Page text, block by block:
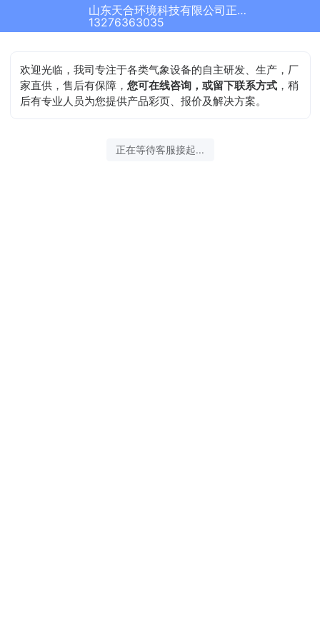
山东天合环境科技有限公司正在为您服务
13276363035
欢迎光临，我司专注于各类气象设备的自主研发、生产，厂
家直供，售后有保障，您可在线咨询，或留下联系方式 ，稍
后有专业人员为您提供产品彩页、报价及解决方案。
正在等待客服接起...